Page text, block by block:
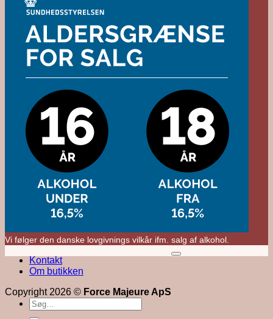
Vi følger den danske lovgivnings vilkår ifm. salg af alkohol.
Kontakt
Om butikken
Copyright 2026 © Force Majeure ApS
Søg
efter: